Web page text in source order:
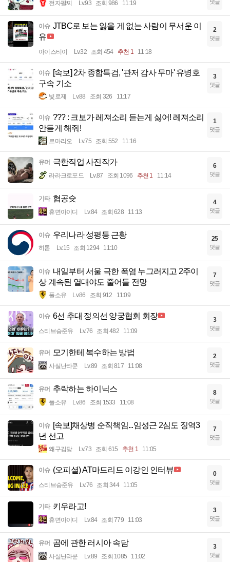
전자팔찌 Lv.93 조회 986 11:19 댓글
이슈 JTBC로 보는 잃을 게 없는 사람이 무서운 이
유
아이스티이 Lv.32 조회 454 추천 1 11:18
2
댓글
이슈 [속보] 2차 종합특검, '관저 감사 무마' 유병호
구속 기소
빛로제 Lv.88 조회 326 11:17
3
댓글
이슈 ??? : 크보가 레져소리 듣는게 싫어! 레져소리
안듣게 해줘!
르마리오 Lv.75 조회 552 11:16
1
댓글
유머 극한직업 사진작가
라라크로포드 Lv.87 조회 1096 추천 1 11:14
6
댓글
기타 협공슛
휴면아이디 Lv.84 조회 628 11:13
4
댓글
이슈 우리나라 성평등 근황
히롣 Lv.15 조회 1294 11:10
25
댓글
이슈 내일부터 서울 극한 폭염 누그러지고 2주이
상 계속된 열대야도 줄어들 전망
풀소유 Lv.86 조회 912 11:09
7
댓글
이슈 6선 추대 정의선 양궁협회 회장
스티브승준유 Lv.76 조회 482 11:09
3
댓글
유머 모기한테 복수하는 방법
사실난라쿤 Lv.89 조회 817 11:08
2
댓글
유머 추락하는 하이닉스
풀소유 Lv.86 조회 1533 11:08
8
댓글
이슈 [속보]채상병 순직책임...임성근 2심도 징역3
년 선고
왜구김당 Lv.73 조회 615 추천 1 11:05
7
댓글
이슈 (오피셜) AT마드리드 이강인 인터뷰
스티브승준유 Lv.76 조회 344 11:05
0
댓글
기타 키우라고!
휴면아이디 Lv.84 조회 779 11:03
3
댓글
유머 곰에 관한 러시아 속담
사실난라쿤 Lv.89 조회 1085 11:02
3
댓글